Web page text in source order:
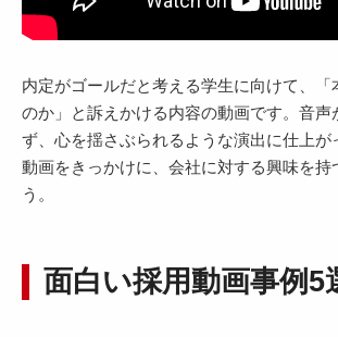
内定がゴールだと考える学生に向けて、「
のか」と訴えかける内容の動画です。音声
ず、心を揺さぶられるような演出に仕上が
動画をきっかけに、会社に対する興味を持
う。
面白い採用動画事例5